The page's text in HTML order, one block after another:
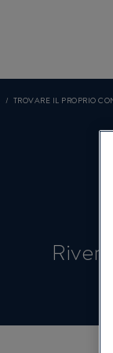
TROVARE IL PROPRIO